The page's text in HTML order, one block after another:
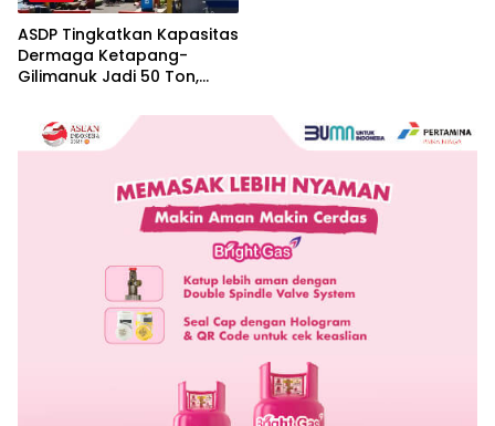
ASDP Tingkatkan Kapasitas
Dermaga Ketapang-
Gilimanuk Jadi 50 Ton,
Jawa-Bali